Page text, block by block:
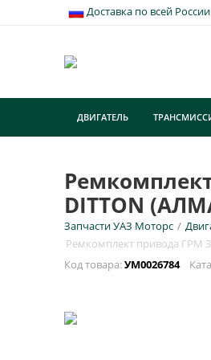
Доставка по всей России
ДВИГАТЕЛЬ
DITTON
Запчасти УАЗ Моторс /
Ремкомплект привода ГРМ
Код товара:УМ0026784